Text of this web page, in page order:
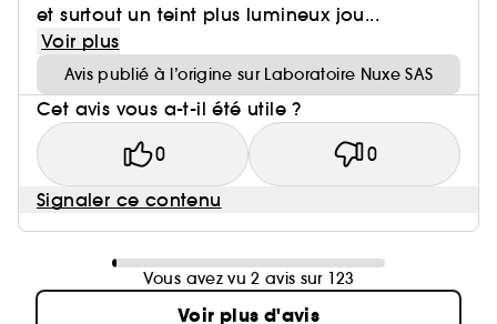
et surtout un teint plus lumineux jou...
Voir plus
Avis publié à l’origine sur Laboratoire Nuxe SAS
Cet avis vous a-t-il été utile ?
0 0
Signaler ce contenu
Vous avez vu 2 avis sur 123
Voir plus d'avis